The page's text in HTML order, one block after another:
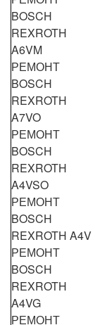
BOSCH
REXROTH
A6VM
РЕМОНТ
BOSCH
REXROTH
A7VO
РЕМОНТ
BOSCH
REXROTH
A4VSO
РЕМОНТ
BOSCH
REXROTH A4V
РЕМОНТ
BOSCH
REXROTH
A4VG
РЕМОНТ